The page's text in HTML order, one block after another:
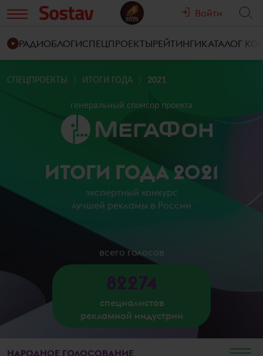
Войти
РАДИОБЛОГИСПЕЦПРОЕКТЫРЕЙТИНГИКАТАЛОГ
СПЕЦПРОЕКТЫ ИТОГИ ГОДА 2021
генеральный спонсор проекта
ИТОГИ ГОДА 2021
экспертный конкурс
лучшей рекламы в России
всего голосов
82274
специалистов
рекламной индустрии
НАРОДНОЕ ГОЛОСОВАНИЕ